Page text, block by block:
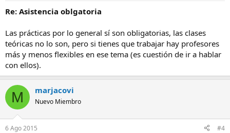
Re: Asistencia oblgatoria
Las prácticas por lo general sí son obligatorias, las clases
teóricas no lo son, pero si tienes que trabajar hay profesores
más y menos flexibles en ese tema (es cuestión de ir a hablar
con ellos).
M marjacovi
Nuevo Miembro
6 Ago 2015 #4